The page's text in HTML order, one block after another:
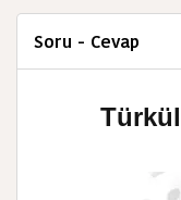
Soru - Cevap